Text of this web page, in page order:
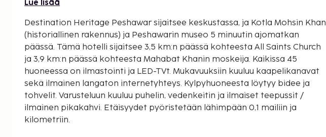
Lue lisää
Destination Heritage Peshawar sijaitsee keskustassa, ja Kotla Mohsin Khan
(historiallinen rakennus) ja Peshawarin museo 5 minuutin ajomatkan
päässä. Tämä hotelli sijaitsee 3,5 km:n päässä kohteesta All Saints Church
ja 3,9 km:n päässä kohteesta Mahabat Khanin moskeija. Kaikissa 45
huoneessa on ilmastointi ja LED-TVt. Mukavuuksiin kuuluu kaapelikanavat
sekä ilmainen langaton internetyhteys. Kylpyhuoneesta löytyy bidee ja
tohvelit. Varusteluun kuuluu puhelin, vedenkeitin ja ilmaiset teepussit /
ilmainen pikakahvi. Etäisyydet pyöristetään lähimpään 0,1 mailiin ja
kilometriin.